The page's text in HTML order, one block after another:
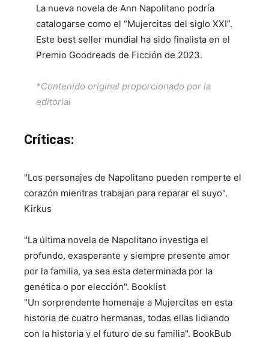
La nueva novela de Ann Napolitano podría
catalogarse como el “Mujercitas del siglo XXI”.
Este best seller mundial ha sido finalista en el
Premio Goodreads de Ficción de 2023.
*Contenido original proporcionado por la
editorial
Críticas:
"Los personajes de Napolitano pueden romperte el
corazón mientras trabajan para reparar el suyo".
Kirkus
"La última novela de Napolitano investiga el
profundo, exasperante y siempre presente amor
por la familia, ya sea esta determinada por la
genética o por elección". Booklist
"Un sorprendente homenaje a Mujercitas en esta
historia de cuatro hermanas, todas ellas lidiando
con la historia y el futuro de su familia". BookBub